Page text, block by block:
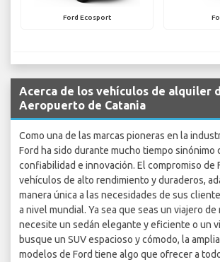
Ford Ecosport
Acerca de los vehículos de alquiler
Aeropuerto de Catania
Como una de las marcas pioneras en la
Ford ha sido durante mucho tiempo sinónimo
confiabilidad e innovación. El compromiso de
vehículos de alto rendimiento y duraderos,
manera única a las necesidades de sus
a nivel mundial. Ya sea que seas un viajero
necesite un sedán elegante y eficiente o un
busque un SUV espacioso y cómodo, la
modelos de Ford tiene algo que ofrecer a